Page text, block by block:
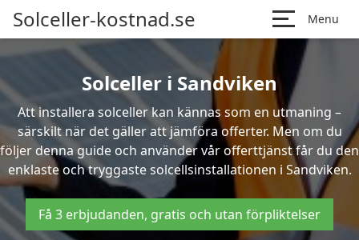
Solceller-kostnad.se Menu
Solceller i Sandviken
Att installera solceller kan kännas som en utmaning –
särskilt när det gäller att jämföra offerter. Men om du
följer denna guide och använder vår offerttjänst får du den
enklaste och tryggaste solcellsinstallationen i Sandviken.
Få 3 erbjudanden, gratis och utan förpliktelser